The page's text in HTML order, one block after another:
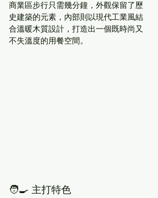
商業區步行只需幾分鐘，外觀保留了歷
史建築的元素，內部則以現代工業風結
合溫暖木質設計，打造出一個既時尚又
不失溫度的用餐空間。
🧑‍🍳 主打特色